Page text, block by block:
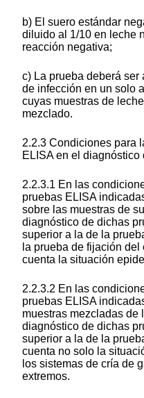
b) El suero estándar
diluido al 1/10 en leche
reacción negativa;
c) La prueba deberá
de infección en un solo
cuyas muestras de
mezclado.
2.2.3 Condiciones para
ELISA en el
2.2.3.1 En las
pruebas ELISA
sobre las muestras de
diagnóstico de dichas
superior a la de la
la prueba de fijación
cuenta la situación
2.2.3.2 En las
pruebas ELISA
muestras mezcladas
diagnóstico de dichas
superior a la de la
cuenta no solo la
los sistemas de cría de
extremos.